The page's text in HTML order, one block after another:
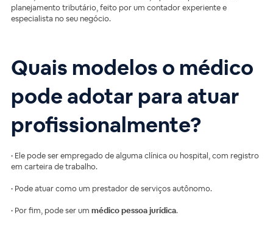
planejamento tributário, feito por um contador experiente e
especialista no seu negócio.
Quais modelos o médico
pode adotar para atuar
profissionalmente?
• Ele pode ser empregado de alguma clínica ou hospital, com registro
em carteira de trabalho.
• Pode atuar como um prestador de serviços autônomo.
• Por fim, pode ser um médico pessoa jurídica.